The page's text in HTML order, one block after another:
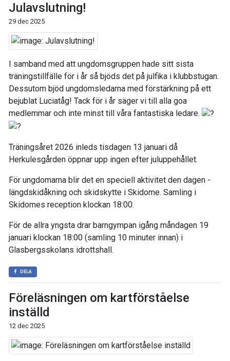
Julavslutning!
29 dec 2025
I samband med att ungdomsgruppen hade sitt sista
träningstillfälle för i år så bjöds det på julfika i klubbstugan.
Dessutom bjöd ungdomsledarna med förstärkning på ett
bejublat Luciatåg! Tack för i år säger vi till alla goa
medlemmar och inte minst till våra fantastiska ledare.
Träningsåret 2026 inleds tisdagen 13 januari då
Herkulesgården öppnar upp ingen efter juluppehållet.
För ungdomarna blir det en speciell aktivitet den dagen -
längdskidåkning och skidskytte i Skidome. Samling i
Skidomes reception klockan 18:00.
För de allra yngsta drar barngympan igång måndagen 19
januari klockan 18:00 (samling 10 minuter innan) i
Glasbergsskolans idrottshall.
DELA
Föreläsningen om kartförståelse
inställd
12 dec 2025